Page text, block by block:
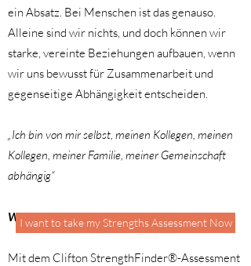
ein Absatz. Bei Menschen ist das genauso.
Alleine sind wir nichts, und doch können wir
starke, vereinte Beziehungen aufbauen, wenn
wir uns bewusst für Zusammenarbeit und
gegenseitige Abhängigkeit entscheiden.
„Ich bin von mir selbst, meinen Kollegen, meinen
Kollegen, meiner Familie, meiner Gemeinschaft
abhängig“
WAS MACHEN WIR?
Mit dem Clifton StrengthFinder®-Assessment
I want to take my Strengths Assessment Now